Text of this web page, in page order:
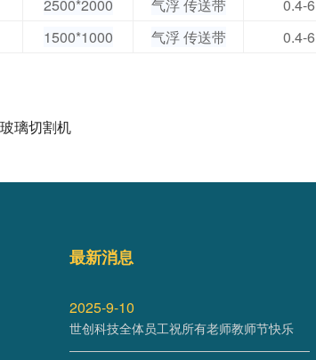
2500*2000 气浮 传送带 0.4-6
1500*1000 气浮 传送带 0.4-6
璃切割机
最新消息
2025-9-10
世创科技全体员工祝所有老师教师节快乐